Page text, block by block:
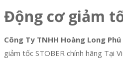
Động cơ giảm
Công Ty TNHH Hoàng Long Phú
giảm tốc STOBER chính hãng Tại